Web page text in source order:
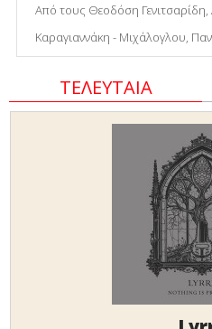
Από τους Θεοδόση
Καραγιαννάκη - Μιχάλογλου,
ΤΕΛΕΥΤΑΙΑ